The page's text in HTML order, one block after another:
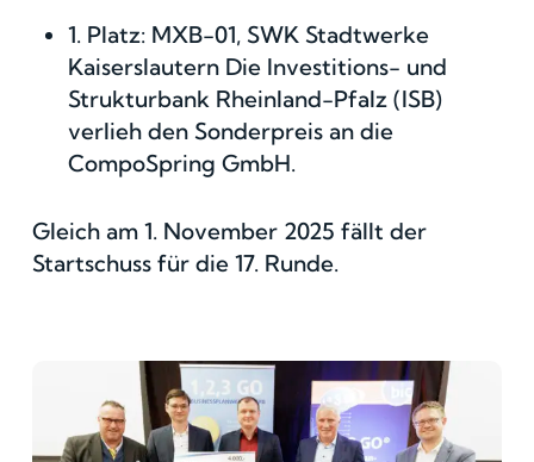
1. Platz: MXB-01, SWK Stadtwerke
Kaiserslautern Die Investitions- und
Strukturbank Rheinland-Pfalz (ISB)
verlieh den Sonderpreis an die
CompoSpring GmbH.
Gleich am 1. November 2025 fällt der
Startschuss für die 17. Runde.